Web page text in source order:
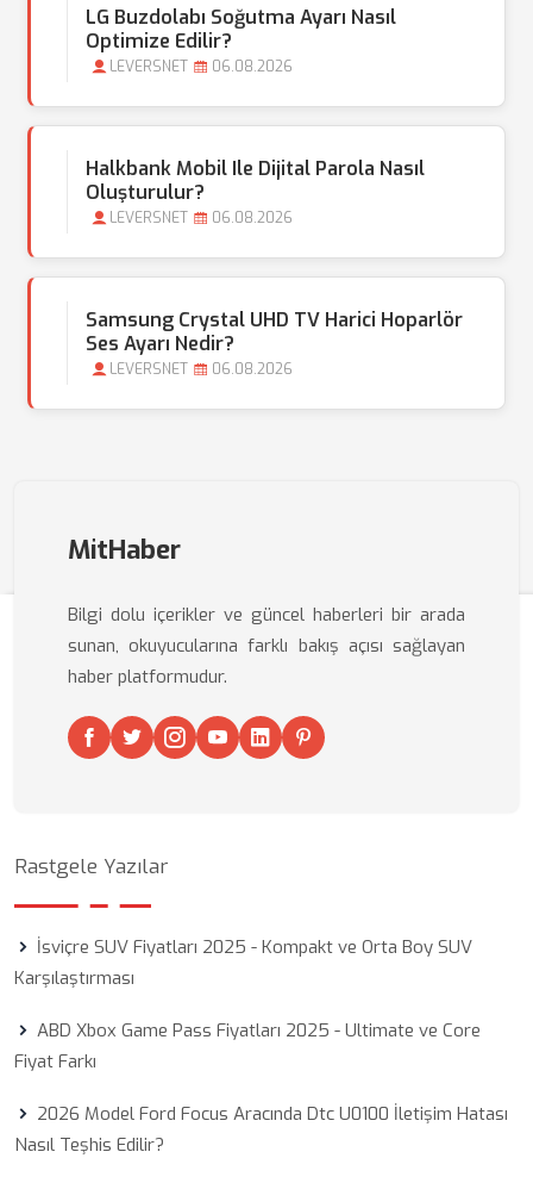
LG Buzdolabı Soğutma Ayarı Nasıl
Optimize Edilir?
LEVERSNET 06.08.2026
Halkbank Mobil Ile Dijital Parola Nasıl
Oluşturulur?
LEVERSNET 06.08.2026
Samsung Crystal UHD TV Harici Hoparlör
Ses Ayarı Nedir?
LEVERSNET 06.08.2026
MitHaber
Bilgi dolu içerikler ve güncel haberleri bir arada
sunan, okuyucularına farklı bakış açısı sağlayan
haber platformudur.
Rastgele Yazılar
İsviçre SUV Fiyatları 2025 - Kompakt ve Orta Boy SUV
Karşılaştırması
ABD Xbox Game Pass Fiyatları 2025 - Ultimate ve Core
Fiyat Farkı
2026 Model Ford Focus Aracında Dtc U0100 İletişim Hatası
Nasıl Teşhis Edilir?